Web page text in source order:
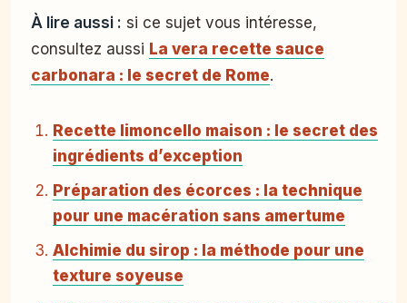
À lire aussi : si ce sujet vous intéresse,
consultez aussi La vera recette sauce
carbonara : le secret de Rome.
Recette limoncello maison : le secret des
ingrédients d’exception
Préparation des écorces : la technique
pour une macération sans amertume
Alchimie du sirop : la méthode pour une
texture soyeuse